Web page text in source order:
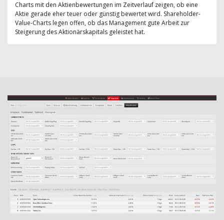
Charts mit den Aktienbewertungen im Zeitverlauf zeigen, ob eine
Aktie gerade eher teuer oder günstig bewertet wird. Shareholder-
Value-Charts legen offen, ob das Management gute Arbeit zur
Steigerung des Aktionärskapitals geleistet hat.